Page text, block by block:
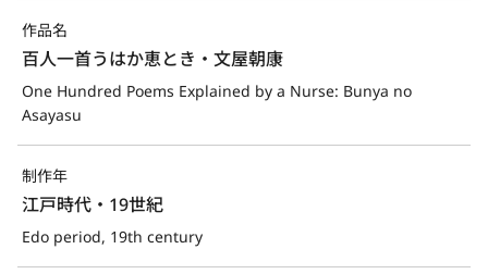
作品名
百人一首うはか恵とき・文屋朝康
One Hundred Poems Explained by a Nurse: Bunya no
Asayasu
制作年
江戸時代・19世紀
Edo period, 19th century